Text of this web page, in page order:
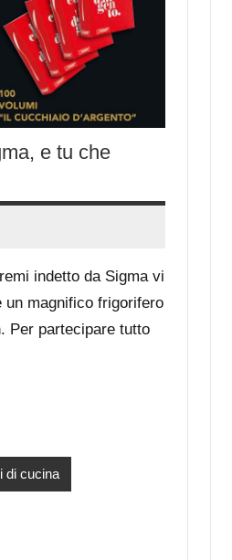
e tu che
indetto da Sigma vi
magnifico frigorifero
Per partecipare tutto
di cucina